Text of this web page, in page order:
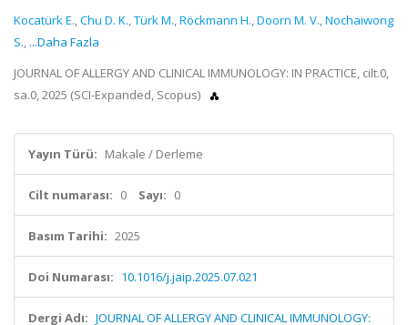
Kocatürk E.,Chu D. K.,Türk M.,Röckmann H.,Doorn M. V.,Nochaiwong
S., ...Daha Fazla
JOURNAL OF ALLERGY AND CLINICAL IMMUNOLOGY: IN PRACTICE, cilt.0,
sa.0, 2025 (SCI-Expanded, Scopus)
Yayın Türü: Makale / Derleme
Cilt numarası: 0 Sayı: 0
Basım Tarihi: 2025
Doi Numarası: 10.1016/j.jaip.2025.07.021
Dergi Adı: JOURNAL OF ALLERGY AND CLINICAL IMMUNOLOGY: